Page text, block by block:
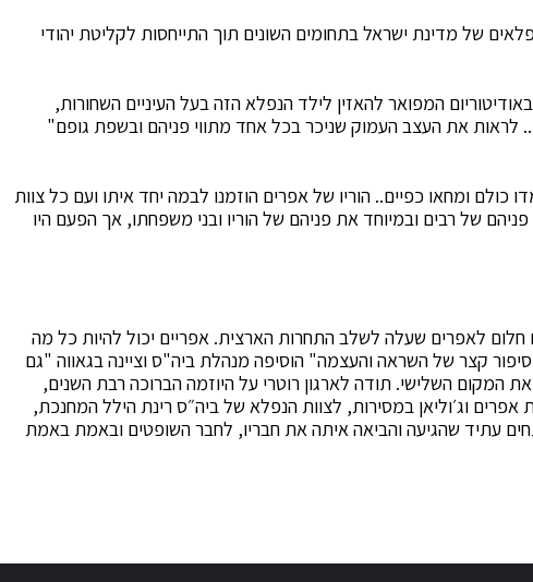
של מדינת ישראל בתחומים השונים תוך התייחסות לקליטת יהודי
המפואר להאזין לילד הנפלא הזה בעל העיניים השחורות,
לראות את העצב העמוק שניכר בכל אחד מתווי פניהם ובשפת גופם"
כולם ומחאו כפיים.. הוריו של אפרים הוזמנו לבמה יחד איתו ועם כל צוות
של רבים ובמיוחד את פניהם של הוריו ובני משפחתו, אך הפעם היו
לאפרים שעלה לשלב התחרות הארצית. אפריים יכול להיות כל מה
קצר של השראה והעצמה" הוסיפה מנהלת ביה"ס וציינה בגאווה "גם
המקום השלישי. תודה לארגון רוטרי על היוזמה הברוכה רבת השנים,
וג׳וליאן במסירות, לצוות הנפלא של ביה״ס רינת הילל המחנכת,
עתיד שהגיעה והביאה איתה את חבריו, לחבר השופטים ובאמת באמת